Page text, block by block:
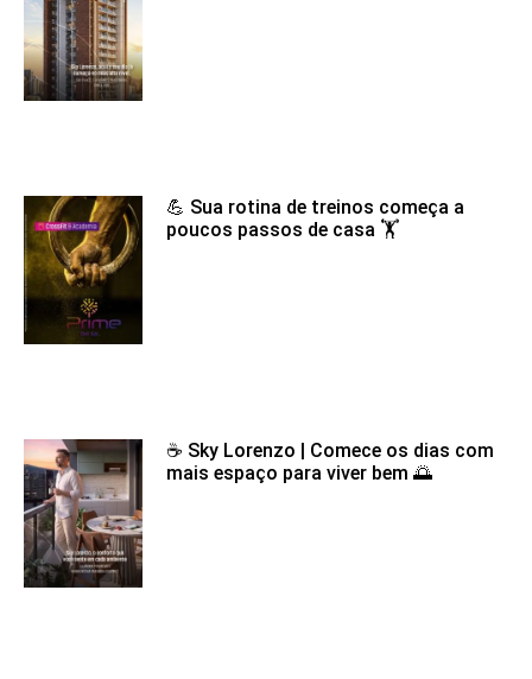
💪 Sua rotina de treinos começa a
poucos passos de casa 🏋️
☕ Sky Lorenzo | Comece os dias com
mais espaço para viver bem 🌅